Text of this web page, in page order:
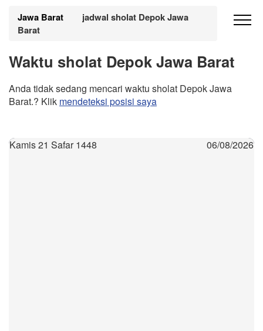
Jawa Barat
jadwal sholat Depok Jawa
Barat
Waktu sholat Depok Jawa Barat
Anda tidak sedang mencari waktu sholat Depok Jawa
Barat.? Klik mendeteksi posisi saya
Kamis 21 Safar 1448 06/08/2026